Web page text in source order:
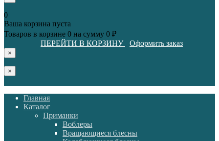
0
Ваша корзина пуста
Товаров в корзине 0 на сумму 0 ₽
ПЕРЕЙТИ В КОРЗИНУ
Оформить заказ
×
×
Главная
Каталог
Приманки
Воблеры
Вращающиеся блесны